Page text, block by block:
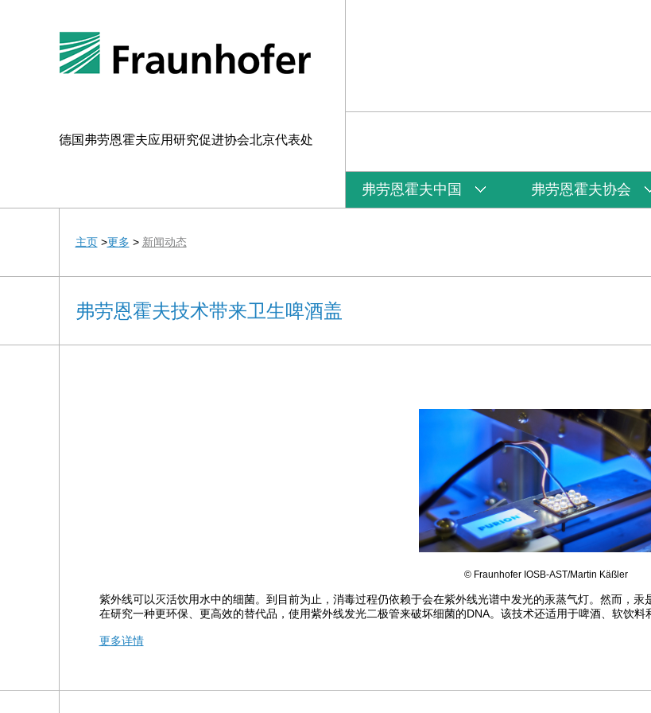
德国弗劳恩霍夫应用研究促进协会北京代表处
弗劳恩霍夫中国 弗劳恩霍夫协会
主页>更多 > 新闻动态
弗劳恩霍夫技术带来卫生啤酒盖
© Fraunhofer IOSB-AST/Martin Käßler
紫外线可以灭活饮用水中的细菌。到目前为止，消毒过程仍依赖于会在紫外线光谱中发光的汞蒸气灯。然而，
在研究一种更环保、更高效的替代品，使用紫外线发光二极管来破坏细菌的DNA。该技术还适用于啤酒、软饮料
更多详情